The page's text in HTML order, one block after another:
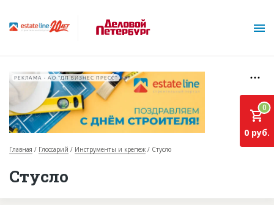
О проекте
РЕКЛАМА • АО "ДП БИЗНЕС ПРЕСС"
Главная Глоссарий Инструменты и крепеж Стусло
Стусло
0
0 руб.